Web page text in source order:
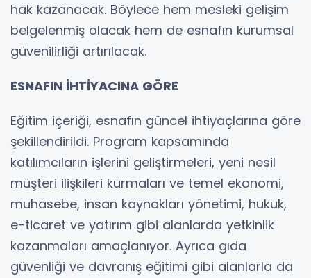
hak kazanacak. Böylece hem mesleki gelişim
belgelenmiş olacak hem de esnafın kurumsal
güvenilirliği artırılacak.
ESNAFIN İHTİYACINA GÖRE
Eğitim içeriği, esnafın güncel ihtiyaçlarına göre
şekillendirildi. Program kapsamında
katılımcıların işlerini geliştirmeleri, yeni nesil
müşteri ilişkileri kurmaları ve temel ekonomi,
muhasebe, insan kaynakları yönetimi, hukuk,
e-ticaret ve yatırım gibi alanlarda yetkinlik
kazanmaları amaçlanıyor. Ayrıca gıda
güvenliği ve davranış eğitimi gibi alanlarla da